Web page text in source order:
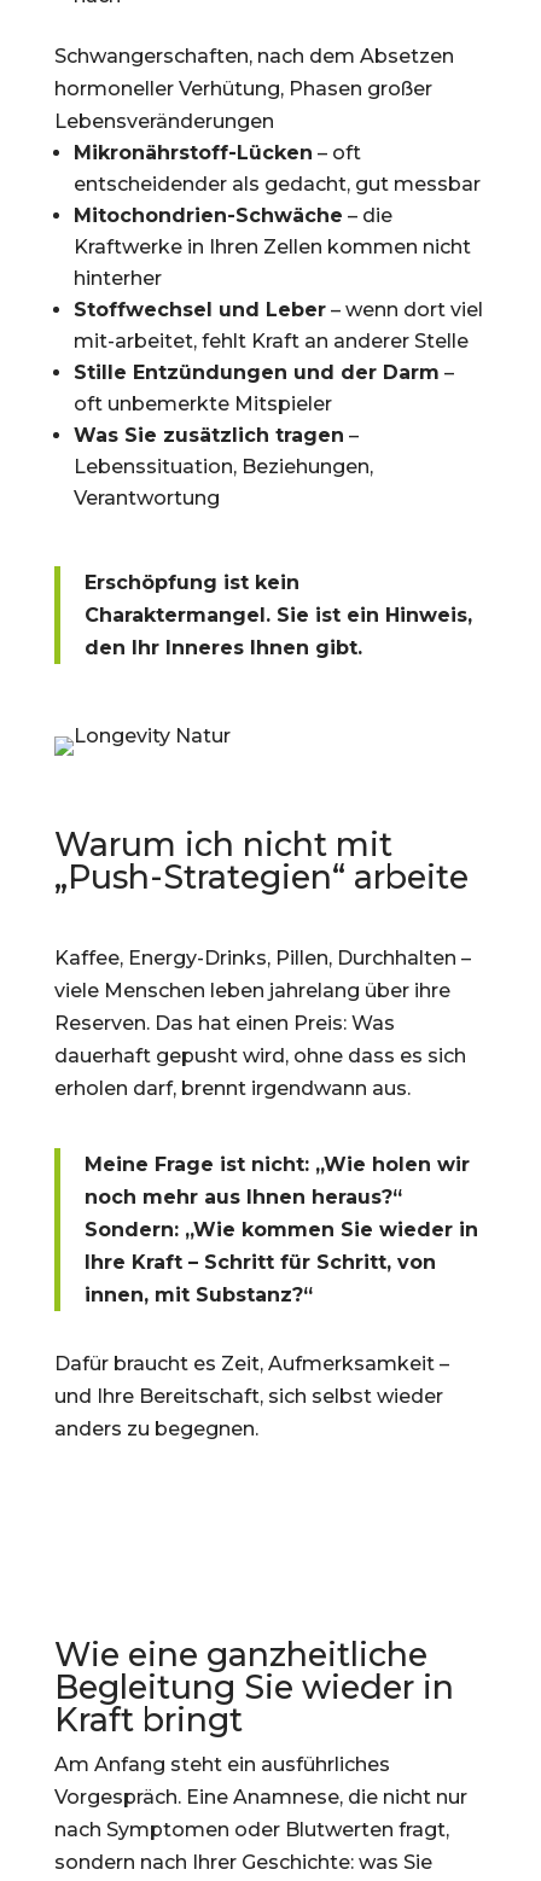
Schwangerschaften, nach dem Absetzen
hormoneller Verhütung, Phasen großer
Lebensveränderungen
Mikronährstoff-Lücken – oft
entscheidender als gedacht, gut messbar
Mitochondrien-Schwäche – die
Kraftwerke in Ihren Zellen kommen nicht
hinterher
Stoffwechsel und Leber– wenn dort viel
mit-arbeitet, fehlt Kraft an anderer Stelle
Stille Entzündungen und der Darm –
oft unbemerkte Mitspieler
Was Sie zusätzlich tragen –
Lebenssituation, Beziehungen,
Verantwortung
Erschöpfung ist kein
Charaktermangel. Sie ist ein Hinweis,
den Ihr Inneres Ihnen gibt.
Warum ich nicht mit
„Push-Strategien“ arbeite
Kaffee, Energy-Drinks, Pillen, Durchhalten –
viele Menschen leben jahrelang über ihre
Reserven. Das hat einen Preis: Was
dauerhaft gepusht wird, ohne dass es sich
erholen darf, brennt irgendwann aus.
Meine Frage ist nicht: „Wie holen wir
noch mehr aus Ihnen heraus?“
Sondern: „Wie kommen Sie wieder in
Ihre Kraft – Schritt für Schritt, von
innen, mit Substanz?“
Dafür braucht es Zeit, Aufmerksamkeit –
und Ihre Bereitschaft, sich selbst wieder
anders zu begegnen.
Wie eine ganzheitliche
Begleitung Sie wieder in
Kraft bringt
Am Anfang steht ein ausführliches
Vorgespräch. Eine Anamnese, die nicht nur
nach Symptomen oder Blutwerten fragt,
sondern nach Ihrer Geschichte: was Sie